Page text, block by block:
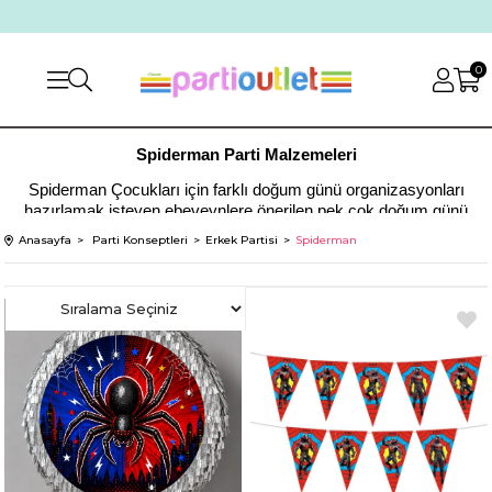
0
Spiderman Parti Malzemeleri
Spiderman Çocukları için farklı doğum günü organizasyonları
hazırlamak isteyen ebeveynlere önerilen pek çok doğum günü
daha eğlenceli hale gelmektedir. Birbirinden özel parti malzemeleri
içerisinde kendi konseptini oluşturmak isteyen kişiler sitemiz
üzerinden kategorileri incelemektedir.
Spiderman Parti Konseptine Uygun Malzemeler
Spiderman parti malzemeleri arasında kendi doğum gününü
oluşturmak isteyen pek çok kişi, masa süsleri ve eşsiz duvar süsleri
ile bambaşka bir doğum günü organize etmektedir. Özellikle
Anasayfa Parti Konseptleri Erkek Partisi Spiderman